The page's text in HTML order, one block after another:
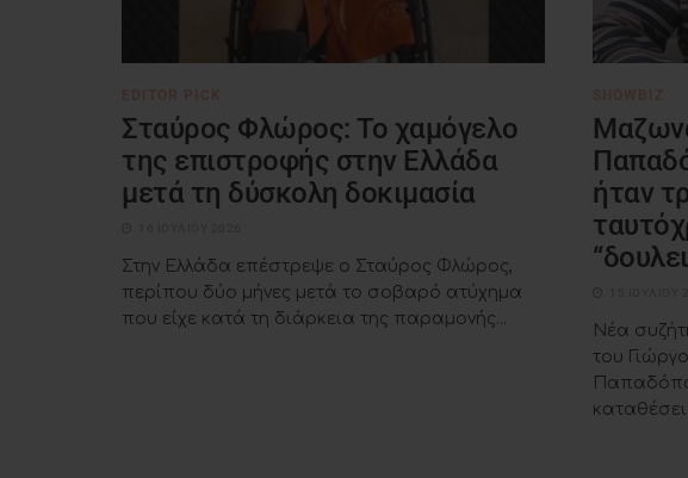
Σταύρος Φλώρος: Το χαμόγελο
της επιστροφής στην Ελλάδα
μετά τη δύσκολη δοκιμασία
Στην Ελλάδα επέστρεψε ο Σταύρος Φλώρος,
περίπου δύο μήνες μετά το σοβαρό ατύχημα
που είχε κατά τη διάρκεια της παραμονής...
ήταν
Νέα
του
καταθέσει